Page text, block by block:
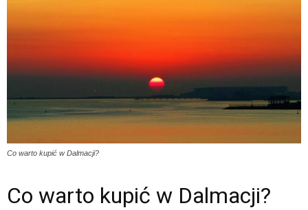
Co warto kupić w Dalmacji?
Co warto kupić w Dalmacji?